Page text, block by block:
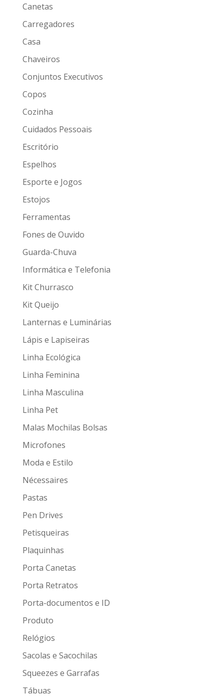
Canetas
Carregadores
Casa
Chaveiros
Conjuntos Executivos
Copos
Cozinha
Cuidados Pessoais
Escritório
Espelhos
Esporte e Jogos
Estojos
Ferramentas
Fones de Ouvido
Guarda-Chuva
Informática e Telefonia
Kit Churrasco
Kit Queijo
Lanternas e Luminárias
Lápis e Lapiseiras
Linha Ecológica
Linha Feminina
Linha Masculina
Linha Pet
Malas Mochilas Bolsas
Microfones
Moda e Estilo
Nécessaires
Pastas
Pen Drives
Petisqueiras
Plaquinhas
Porta Canetas
Porta Retratos
Porta-documentos e ID
Produto
Relógios
Sacolas e Sacochilas
Squeezes e Garrafas
Tábuas